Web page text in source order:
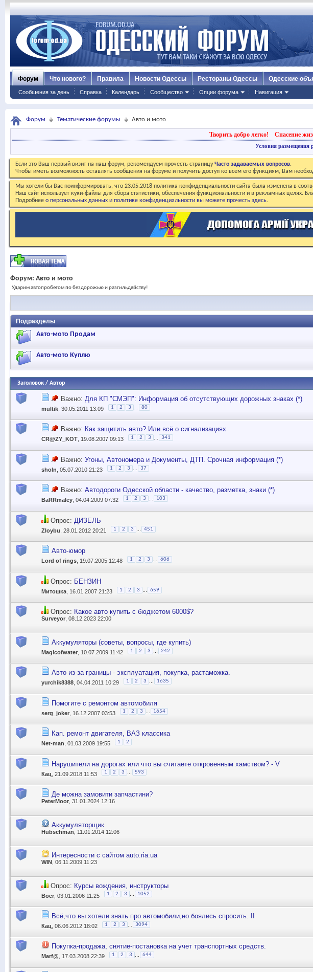
Форум
Сообщения за день Справка Календарь Сообщество Опции форума Навигация
Что нового? Правила Новости Одессы Рестораны Одессы Одесские
Форум Тематические форумы Авто и мото
Творить добро легко! Спасение
Условия размещения
Если это Ваш первый визит на наш форум, рекомендуем прочесть страницуЧасто задаваемых вопросов.
Чтобы иметь возможность оставлять сообщения на форуме и получить доступ ко всем его функциям, Вам
Мы хотели бы Вас поинформировать, что 23.05.2018 политика конфиденциальности сайта была изменена в
Наш сайт использует куки-файлы для сбора статистики, обеспечения функциональности и в рекламных целях.
Подробнее о персональных данных и политике конфиденциальности вы можете прочесть здесь.
Форум: Авто и мото
Ударим автопробегом по бездорожью и разгильдяйству!
Подразделы
Авто-мото Продам
Авто-мото Куплю
Заголовок / Автор
Важно: Для КП "СМЭП": Информация об отсутствующих дорожных знаках (*)
multik , 30.05.2011 13:09 1 2 3 80
Важно: Как защитить авто? Или всё о сигнализациях
CR@ZY_KOT , 19.08.2007 09:13 1 2 3 341
Важно: Угоны, Автономера и Документы, ДТП. Срочная информация (*)
sholn , 05.07.2010 21:23 1 2 3 37
Важно: Автодороги Одесской области - качество, разметка, знаки (*)
BaRRmaley , 04.04.2009 07:32 1 2 3 103
Опрос: ДИЗЕЛЬ
Zloybu , 28.01.2012 20:21 1 2 3 451
Авто-юмор
Lord of rings , 19.07.2005 12:48 1 2 3 606
Опрос: БЕНЗИН
Митошка , 16.01.2007 21:23 1 2 3 659
Опрос: Какое авто купить с бюджетом 6000$?
Surveyor , 08.12.2023 22:00
Аккумуляторы (советы, вопросы, где купить)
Magicofwater , 10.07.2009 11:42 1 2 3 242
Авто из-за границы - эксплуатация, покупка, растаможка.
yurchik8388 , 04.04.2011 10:29 1 2 3 1635
Помогите с ремонтом автомобиля
serg_joker , 16.12.2007 03:53 1 2 3 ... 1654
Кап. ремонт двигателя, ВАЗ классика
Net-man , 01.03.2009 19:55 1 2
Нарушители на дорогах или что вы считаете откровенным хамством? - V
Кац , 21.09.2018 11:53 1 2 3 593
Де можна замовити запчастини?
PeterMoor , 31.01.2024 12:16
Аккумуляторщик
Hubschman , 11.01.2014 12:06
Интересности с сайтом auto.ria.ua
WIN , 06.11.2009 11:23
Опрос: Курсы вождения, инструкторы
Boer , 03.01.2006 11:25 1 2 3 1052
Всё,что вы хотели знать про автомобили,но боялись спросить. II
Кац , 06.06.2012 18:02 1 2 3 3094
Покупка-продажа, снятие-постановка на учет транспортных средств.
Marf@ , 17.03.2008 22:39 1 2 3 644